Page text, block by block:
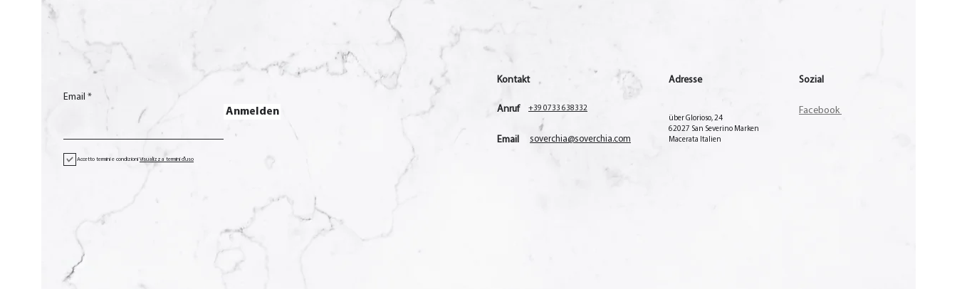
Email
Anmelden
Accetto termini e condizioni Visualizza termini d'uso
Kontakt
Anruf +39 0733 638332
Email soverchia@soverchia.com
Adresse
über Glorioso, 24
62027 San Severino Marken
Macerata Italien
Sozial
Facebook